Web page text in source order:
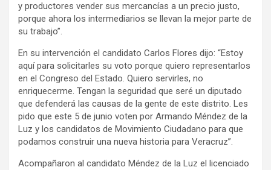
y productores vender sus mercancías a un precio justo,
porque ahora los intermediarios se llevan la mejor parte de
su trabajo”.
En su intervención el candidato Carlos Flores dijo: “Estoy
aquí para solicitarles su voto porque quiero representarlos
en el Congreso del Estado. Quiero servirles, no
enriquecerme. Tengan la seguridad que seré un diputado
que defenderá las causas de la gente de este distrito. Les
pido que este 5 de junio voten por Armando Méndez de la
Luz y los candidatos de Movimiento Ciudadano para que
podamos construir una nueva historia para Veracruz”.
Acompañaron al candidato Méndez de la Luz el licenciado